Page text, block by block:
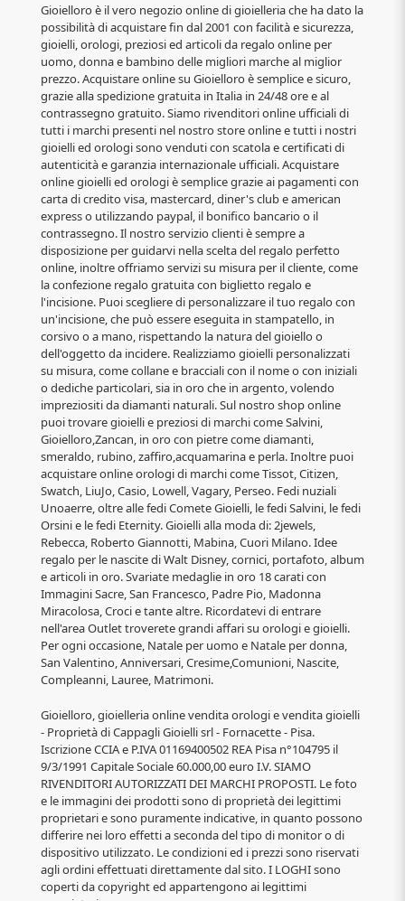
Gioielloro è il vero negozio online di gioielleria che ha dato la
possibilità di acquistare fin dal 2001 con facilità e sicurezza,
gioielli, orologi, preziosi ed articoli da regalo online per
uomo, donna e bambino delle migliori marche al miglior
prezzo. Acquistare online su Gioielloro è semplice e sicuro,
grazie alla spedizione gratuita in Italia in 24/48 ore e al
contrassegno gratuito. Siamo rivenditori online ufficiali di
tutti i marchi presenti nel nostro store online e tutti i nostri
gioielli ed orologi sono venduti con scatola e certificati di
autenticità e garanzia internazionale ufficiali. Acquistare
online gioielli ed orologi è semplice grazie ai pagamenti con
carta di credito visa, mastercard, diner's club e american
express o utilizzando paypal, il bonifico bancario o il
contrassegno. Il nostro servizio clienti è sempre a
disposizione per guidarvi nella scelta del regalo perfetto
online, inoltre offriamo servizi su misura per il cliente, come
la confezione regalo gratuita con biglietto regalo e
l'incisione. Puoi scegliere di personalizzare il tuo regalo con
un'incisione, che può essere eseguita in stampatello, in
corsivo o a mano, rispettando la natura del gioiello o
dell'oggetto da incidere. Realizziamo gioielli personalizzati
su misura, come collane e bracciali con il nome o con iniziali
o dediche particolari, sia in oro che in argento, volendo
impreziositi da diamanti naturali. Sul nostro shop online
puoi trovare gioielli e preziosi di marchi come Salvini,
Gioielloro,Zancan, in oro con pietre come diamanti,
smeraldo, rubino, zaffiro,acquamarina e perla. Inoltre puoi
acquistare online orologi di marchi come Tissot, Citizen,
Swatch, LiuJo, Casio, Lowell, Vagary, Perseo. Fedi nuziali
Unoaerre, oltre alle fedi Comete Gioielli, le fedi Salvini, le fedi
Orsini e le fedi Eternity. Gioielli alla moda di: 2jewels,
Rebecca, Roberto Giannotti, Mabina, Cuori Milano. Idee
regalo per le nascite di Walt Disney, cornici, portafoto, album
e articoli in oro. Svariate medaglie in oro 18 carati con
Immagini Sacre, San Francesco, Padre Pio, Madonna
Miracolosa, Croci e tante altre. Ricordatevi di entrare
nell'area Outlet troverete grandi affari su orologi e gioielli.
Per ogni occasione, Natale per uomo e Natale per donna,
San Valentino, Anniversari, Cresime,Comunioni, Nascite,
Compleanni, Lauree, Matrimoni.
Gioielloro, gioielleria online vendita orologi e vendita gioielli
- Proprietà di Cappagli Gioielli srl - Fornacette - Pisa.
Iscrizione CCIA e P.IVA 01169400502 REA Pisa n°104795 il
9/3/1991 Capitale Sociale 60.000,00 euro I.V. SIAMO
RIVENDITORI AUTORIZZATI DEI MARCHI PROPOSTI. Le foto
e le immagini dei prodotti sono di proprietà dei legittimi
proprietari e sono puramente indicative, in quanto possono
differire nei loro effetti a seconda del tipo di monitor o di
dispositivo utilizzato. Le condizioni ed i prezzi sono riservati
agli ordini effettuati direttamente dal sito. I LOGHI sono
coperti da copyright ed appartengono ai legittimi